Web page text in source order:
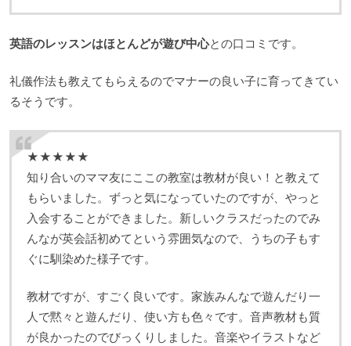
英語のレッスンはほとんどが遊び中心との口コミです。
礼儀作法も教えてもらえるのでマナーの良い子に育ってきてい
るそうです。
★★★★★
知り合いのママ友にここの教室は教材が良い！と教えて
もらいました。ずっと気になっていたのですが、やっと
入会することができました。新しいクラスだったのでみ
んなが英会話初めてという雰囲気なので、うちの子もす
ぐに馴染めた様子です。
教材ですが、すごく良いです。家族みんなで遊んだり一
人で黙々と遊んだり、使い方も色々です。音声教材も質
が良かったのでびっくりしました。音楽やイラストなど